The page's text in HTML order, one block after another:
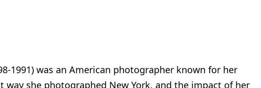
1991) was an American photographer known for her
she photographed New York, and the impact of her